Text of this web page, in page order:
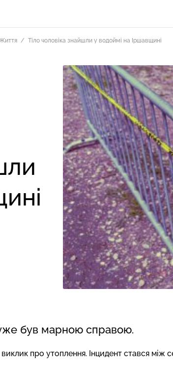
Тіло чоловіка знайшли у водоймі на Іршавщині
уже був марною справою.
про утоплення. Інцидент стався між